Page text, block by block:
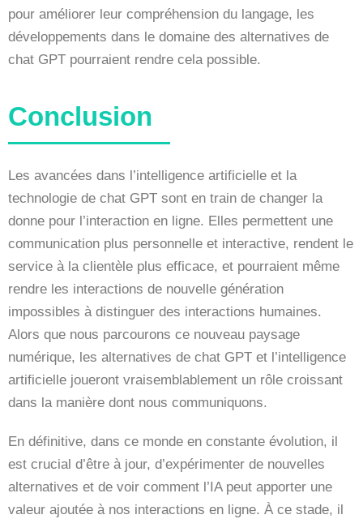
pour améliorer leur compréhension du langage, les
développements dans le domaine des alternatives de
chat GPT pourraient rendre cela possible.
Conclusion
Les avancées dans l’intelligence artificielle et la
technologie de chat GPT sont en train de changer la
donne pour l’interaction en ligne. Elles permettent une
communication plus personnelle et interactive, rendent le
service à la clientèle plus efficace, et pourraient même
rendre les interactions de nouvelle génération
impossibles à distinguer des interactions humaines.
Alors que nous parcourons ce nouveau paysage
numérique, les alternatives de chat GPT et l’intelligence
artificielle joueront vraisemblablement un rôle croissant
dans la manière dont nous communiquons.
En définitive, dans ce monde en constante évolution, il
est crucial d’être à jour, d’expérimenter de nouvelles
alternatives et de voir comment l’IA peut apporter une
valeur ajoutée à nos interactions en ligne. À ce stade, il